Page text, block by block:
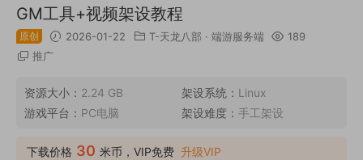
GM工具+视频架设教程
原创 2026-01-22 T-天龙八部 · 端游服务端
189
推广
资源大小： 2.24 GB 架设系统： Linux
游戏平台： PC电脑 架设难度： 手工架设
下载价格 30 米币，VIP免费 升级VIP